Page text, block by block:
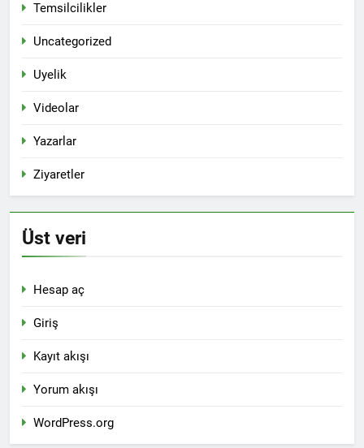
Temsilcilikler
Uncategorized
Uyelik
Videolar
Yazarlar
Ziyaretler
Üst veri
Hesap aç
Giriş
Kayıt akışı
Yorum akışı
WordPress.org